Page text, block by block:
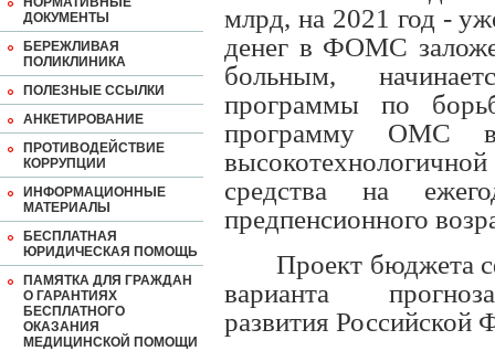
ДОКУМЕНТЫ
БЕРЕЖЛИВАЯ
ПОЛИКЛИНИКА
ПОЛЕЗНЫЕ ССЫЛКИ
АНКЕТИРОВАНИЕ
ПРОТИВОДЕЙСТВИЕ
КОРРУПЦИИ
ИНФОРМАЦИОННЫЕ
МАТЕРИАЛЫ
БЕСПЛАТНАЯ
ЮРИДИЧЕСКАЯ ПОМОЩЬ
ПАМЯТКА ДЛЯ ГРАЖДАН
О ГАРАНТИЯХ
БЕСПЛАТНОГО
ОКАЗАНИЯ
МЕДИЦИНСКОЙ ПОМОЩИ
млрд, на 2021 год -
денег в ФОМС
больным,
программы по
программу ОМС
средства на
предпенсионного
Проект бюджета
варианта
развития Российской